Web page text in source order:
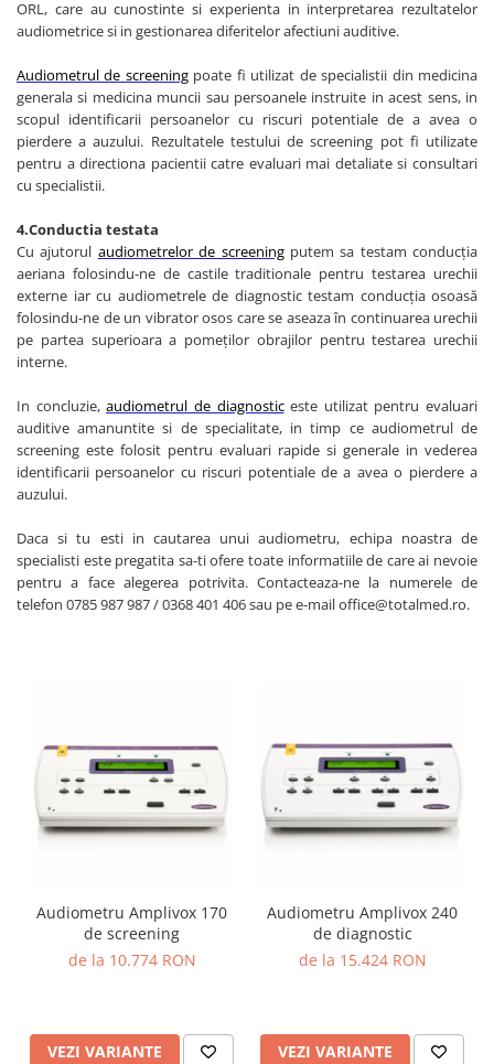
ORL, care au cunostinte si experienta in interpretarea rezultatelor
audiometrice si in gestionarea diferitelor afectiuni auditive.
Audiometrul de screeningpoate fi utilizat de specialistii din medicina
generala si medicina muncii sau persoanele instruite in acest sens, in
scopul identificarii persoanelor cu riscuri potentiale de a avea o
pierdere a auzului. Rezultatele testului de screening pot fi utilizate
pentru a directiona pacientii catre evaluari mai detaliate si consultari
cu specialistii.
4.Conductia testata
Cu ajutorul audiometrelor de screeningputem sa testam conducția
aeriana folosindu-ne de castile traditionale pentru testarea urechii
externe iar cu audiometrele de diagnostic testam conducția osoasă
folosindu-ne de un vibrator osos care se aseaza în continuarea urechii
pe partea superioara a pomeților obrajilor pentru testarea urechii
interne.
In concluzie,audiometrul de diagnosticeste utilizat pentru evaluari
auditive amanuntite si de specialitate, in timp ce audiometrul de
screening este folosit pentru evaluari rapide si generale in vederea
identificarii persoanelor cu riscuri potentiale de a avea o pierdere a
auzului.
Daca si tu esti in cautarea unui audiometru, echipa noastra de
specialisti este pregatita sa-ti ofere toate informatiile de care ai nevoie
pentru a face alegerea potrivita. Contacteaza-ne la numerele de
telefon 0785 987 987 / 0368 401 406 sau pe e-mail office@totalmed.ro.
Audiometru Amplivox 170
de screening
de la 10.774 RON
VEZI VARIANTE
Audiometru Amplivox 240
de diagnostic
de la 15.424 RON
VEZI VARIANTE